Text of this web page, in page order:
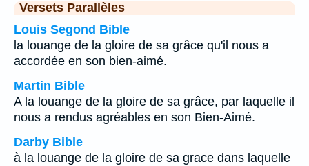
Versets Parallèles
Louis Segond Bible
la louange de la gloire de sa grâce qu'il nous a
accordée en son bien-aimé.
Martin Bible
A la louange de la gloire de sa grâce, par laquelle il
nous a rendus agréables en son Bien-Aimé.
Darby Bible
à la louange de la gloire de sa grace dans laquelle